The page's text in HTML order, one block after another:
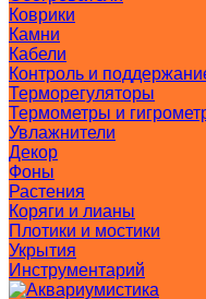
Коврики
Камни
Кабели
Контроль и
Терморегуляторы
Термометры и
Увлажнители
Декор
Фоны
Растения
Коряги и лианы
Плотики и мостики
Укрытия
Инструментарий